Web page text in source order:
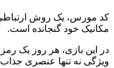
کد مورس، یک روش ارتباطی
مکانیک خود گنجانده است.
در این بازی، هر روز یک
ویژگی نه تنها عنصری جذاب